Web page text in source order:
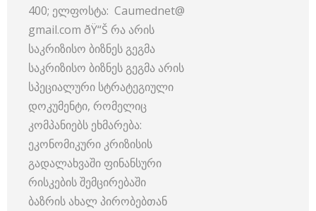
400; ელფოსტა: Caumednet@
gmail.com ðŸ“Š რა არის
საკრიზისო ბიზნეს გეგმა
საკრიზისო ბიზნეს გეგმა არის
სპეციალური სტრატეგიული
დოკუმენტი, რომელიც
კომპანიებს ეხმარება:
ეკონომიკური კრიზისის
გადალახვაში ფინანსური
რისკების შემცირებაში
ბაზრის ახალ პირობებთან